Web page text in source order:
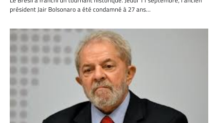
président Jair Bolsonaro a été condamné à 27 ans…